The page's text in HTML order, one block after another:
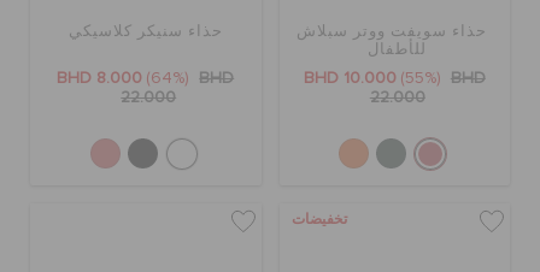
حذاء سويفت ووتر سبلاش
للأطفال
BHD 10.000 (55%)
BHD
22.000
حذاء سنيكر كلاسيكي
BHD 8.000 (64%)
BHD
22.000
تخفيضات